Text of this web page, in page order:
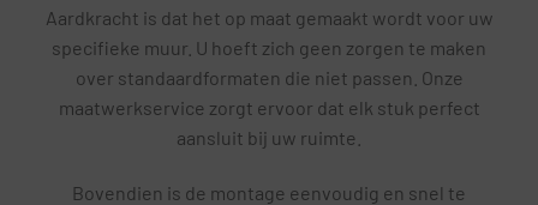
Aardkracht is dat het op maat gemaakt wordt voor uw
specifieke muur. U hoeft zich geen zorgen te maken
over standaardformaten die niet passen. Onze
maatwerkservice zorgt ervoor dat elk stuk perfect
aansluit bij uw ruimte.
Bovendien is de montage eenvoudig en snel te